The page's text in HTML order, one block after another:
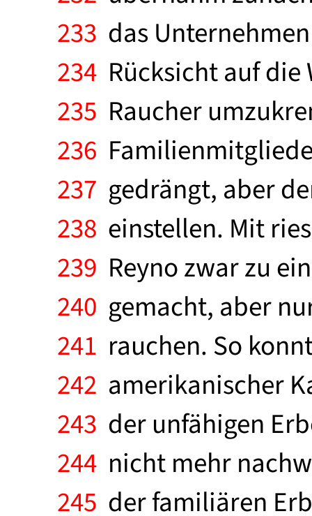
233 das
234 Rücksicht auf
235 Raucher
236
237 gedrängt, aber
238 einstellen. Mit
239 Reyno zwar zu
240 gemacht, aber
241 rauchen. So
242 amerikanischer
243 der unfähigen
244 nicht mehr
245 der familiären